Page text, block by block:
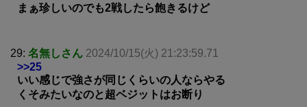
まぁ珍しいのでも2戦したら飽きるけど
29: 名無しさん 2024/10/15(火) 21:23:59.71
>>25
いい感じで強さが同じくらいの人ならやる
くそみたいなのと超ベジットはお断り